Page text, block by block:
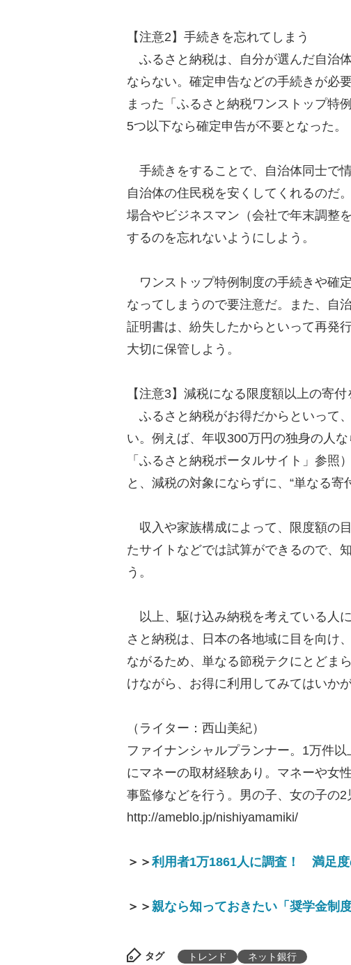
【注意2】手続きを忘れてしまう
ふるさと納税は、自分が選んだ自治
ならない。確定申告などの手続きが必
まった「ふるさと納税ワンストップ特
5つ以下なら確定申告が不要となった。
手続きをすることで、自治体同士で
自治体の住民税を安くしてくれるのだ
場合やビジネスマン（会社で年末調整
するのを忘れないようにしよう。
ワンストップ特例制度の手続きや確
なってしまうので要注意だ。また、自
証明書は、紛失したからといって再発
大切に保管しよう。
【注意3】減税になる限度額以上の寄付
ふるさと納税がお得だからといって
い。例えば、年収300万円の独身の人
「ふるさと納税ポータルサイト」参照
と、減税の対象にならずに、“単なる寄
収入や家族構成によって、限度額の
たサイトなどでは試算ができるので、
う。
以上、駆け込み納税を考えている人
さと納税は、日本の各地域に目を向け
ながるため、単なる節税テクにとどま
けながら、お得に利用してみてはいかが
（ライター：西山美紀）
ファイナンシャルプランナー。1万件
にマネーの取材経験あり。マネーや女
事監修などを行う。男の子、女の子の2
http://ameblo.jp/nishiyamamiki/
＞＞利用者1万1861人に調査！ 満足
＞＞親なら知っておきたい「奨学金制
タグ トレンド ネット銀行